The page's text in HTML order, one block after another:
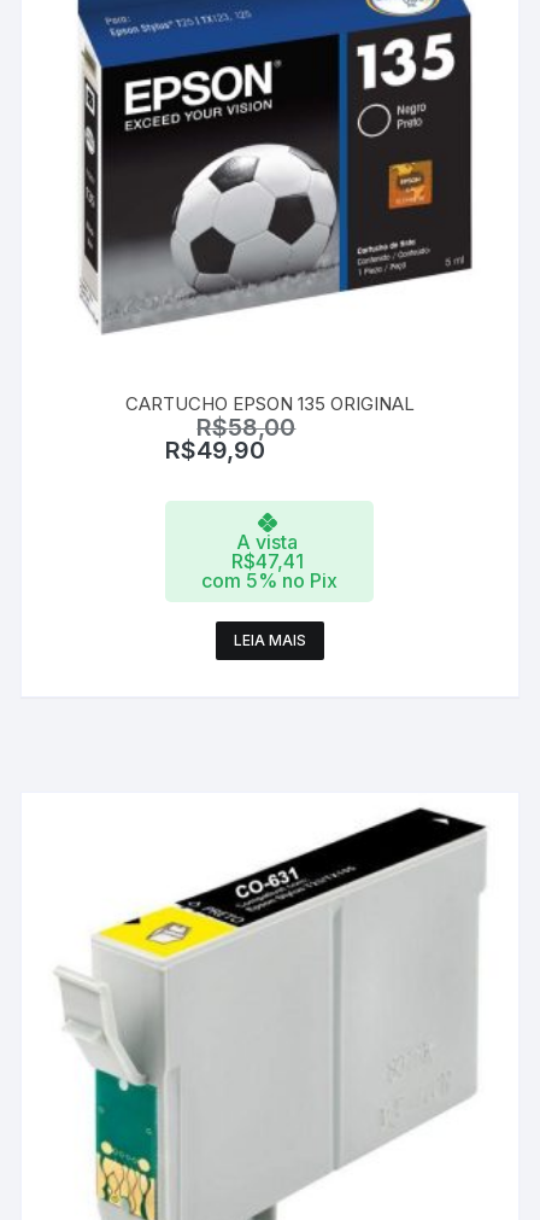
página
do
produto
CARTUCHO EPSON 135 ORIGINAL
R$58,00
R$49,90
A vista
R$47,41
com 5% no Pix
LEIA MAIS